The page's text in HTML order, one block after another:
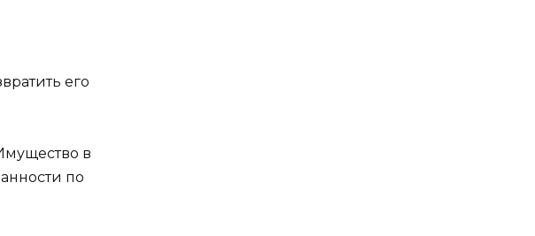
его
в
по